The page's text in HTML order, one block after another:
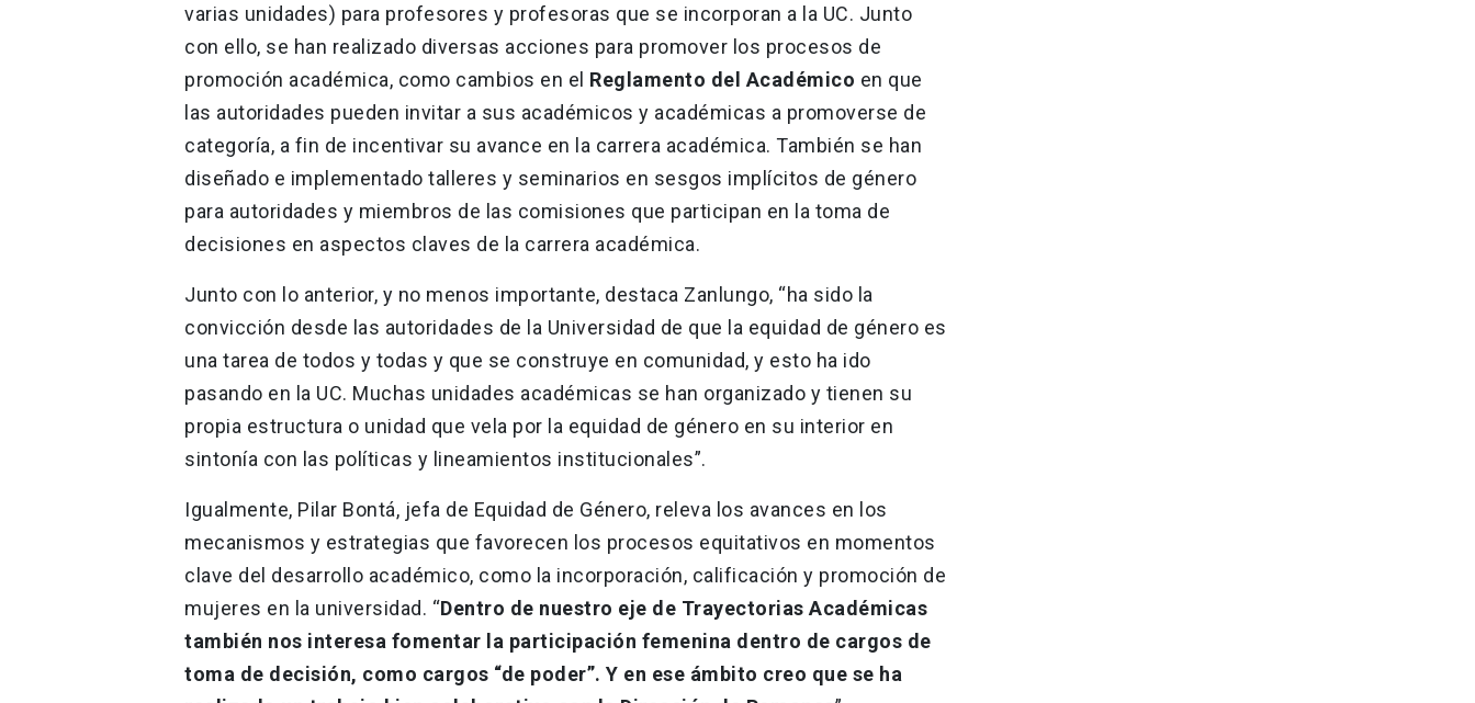
varias unidades) para profesores y profesoras que se incorporan a la UC. Junto
con ello, se han realizado diversas acciones para promover los procesos de
promoción académica, como cambios en el Reglamento del Académico en que
las autoridades pueden invitar a sus académicos y académicas a promoverse de
categoría, a fin de incentivar su avance en la carrera académica. También se han
diseñado e implementado talleres y seminarios en sesgos implícitos de género
para autoridades y miembros de las comisiones que participan en la toma de
decisiones en aspectos claves de la carrera académica.
Junto con lo anterior, y no menos importante, destaca Zanlungo, “ha sido la
convicción desde las autoridades de la Universidad de que la equidad de género es
una tarea de todos y todas y que se construye en comunidad, y esto ha ido
pasando en la UC. Muchas unidades académicas se han organizado y tienen su
propia estructura o unidad que vela por la equidad de género en su interior en
sintonía con las políticas y lineamientos institucionales”.
Igualmente, Pilar Bontá, jefa de Equidad de Género, releva los avances en los
mecanismos y estrategias que favorecen los procesos equitativos en momentos
clave del desarrollo académico, como la incorporación, calificación y promoción de
mujeres en la universidad. “Dentro de nuestro eje de Trayectorias Académicas
también nos interesa fomentar la participación femenina dentro de cargos de
toma de decisión, como cargos “de poder”. Y en ese ámbito creo que se ha